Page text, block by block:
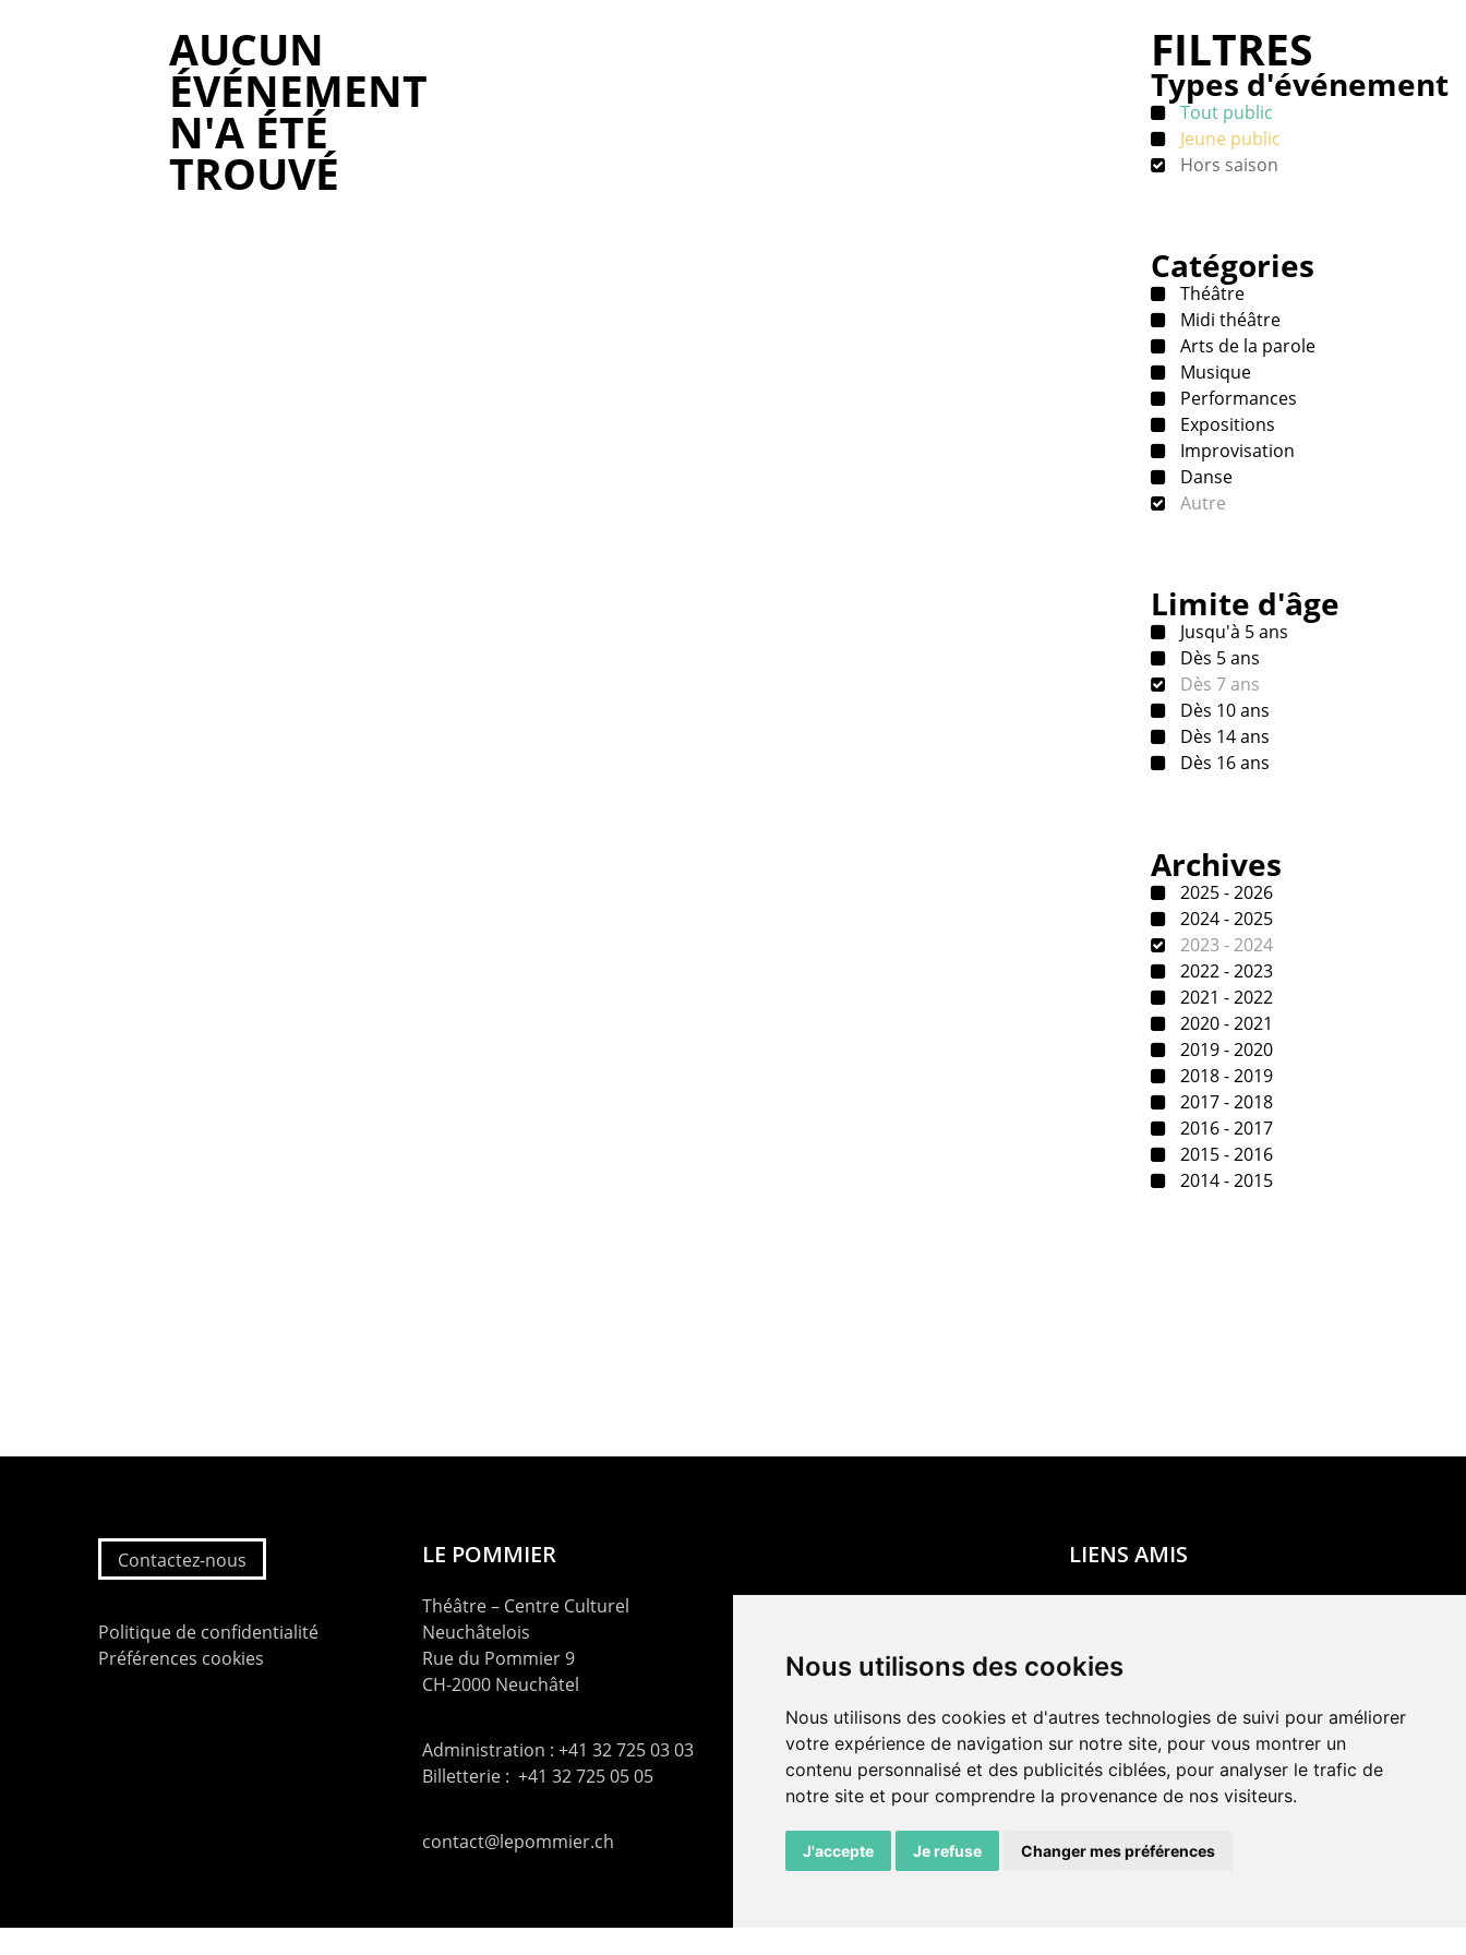
Nous utilisons des cookies
Nous utilisons des cookies et d'autres technologies de suivi pour améliorer
votre expérience de navigation sur notre site, pour vous montrer un
contenu personnalisé et des publicités ciblées, pour analyser le trafic de
notre site et pour comprendre la provenance de nos visiteurs.
J'accepte Je refuse Changer mes préférences
AUCUN
ÉVÉNEMENT
N'A ÉTÉ
TROUVÉ
FILTRES
Types d'événement
Tout public
Jeune public
Hors saison
Catégories
Théâtre
Midi théâtre
Arts de la parole
Musique
Performances
Expositions
Improvisation
Danse
Autre
Limite d'âge
Jusqu'à 5 ans
Dès 5 ans
Dès 7 ans
Dès 10 ans
Dès 14 ans
Dès 16 ans
Archives
2025 - 2026
2024 - 2025
2023 - 2024
2022 - 2023
2021 - 2022
2020 - 2021
2019 - 2020
2018 - 2019
2017 - 2018
2016 - 2017
2015 - 2016
2014 - 2015
Contactez-nous
Politique de confidentialité
Préférences cookies
LE POMMIER
Théâtre – Centre Culturel
Neuchâtelois
Rue du Pommier 9
CH-2000 Neuchâtel
Administration : +41 32 725 03 03
Billetterie : +41 32 725 05 05
contact@lepommier.ch
LIENS AMIS